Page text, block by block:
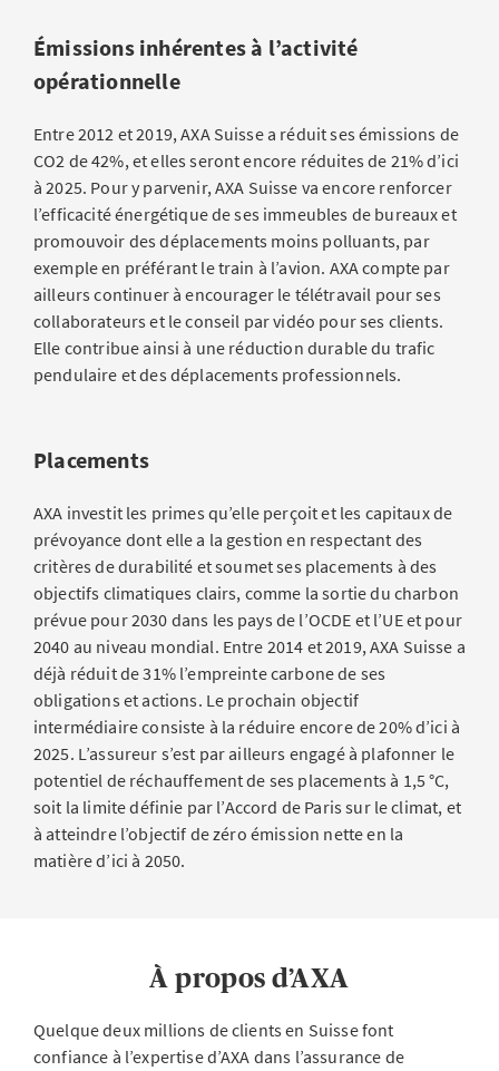
Émissions inhérentes à l’activité
opérationnelle
Entre 2012 et 2019, AXA Suisse a réduit ses émissions de
CO2 de 42%, et elles seront encore réduites de 21% d’ici
à 2025. Pour y parvenir, AXA Suisse va encore renforcer
l’efficacité énergétique de ses immeubles de bureaux et
promouvoir des déplacements moins polluants, par
exemple en préférant le train à l’avion. AXA compte par
ailleurs continuer à encourager le télétravail pour ses
collaborateurs et le conseil par vidéo pour ses clients.
Elle contribue ainsi à une réduction durable du trafic
pendulaire et des déplacements professionnels.
Placements
AXA investit les primes qu’elle perçoit et les capitaux de
prévoyance dont elle a la gestion en respectant des
critères de durabilité et soumet ses placements à des
objectifs climatiques clairs, comme la sortie du charbon
prévue pour 2030 dans les pays de l’OCDE et l’UE et pour
2040 au niveau mondial. Entre 2014 et 2019, AXA Suisse a
déjà réduit de 31% l’empreinte carbone de ses
obligations et actions. Le prochain objectif
intermédiaire consiste à la réduire encore de 20% d’ici à
2025. L’assureur s’est par ailleurs engagé à plafonner le
potentiel de réchauffement de ses placements à 1,5 °C,
soit la limite définie par l’Accord de Paris sur le climat, et
à atteindre l’objectif de zéro émission nette en la
matière d’ici à 2050.
À propos d’AXA
Quelque deux millions de clients en Suisse font
confiance à l’expertise d’AXA dans l’assurance de